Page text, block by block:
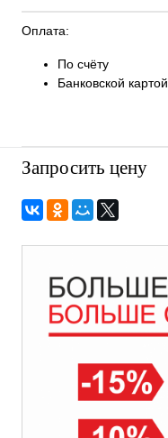
Оплата:
По счёту
Банковской картой
Запросить цену